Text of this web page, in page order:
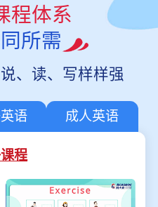
程体系
所需
、读、写样样强
语 成人英语
程